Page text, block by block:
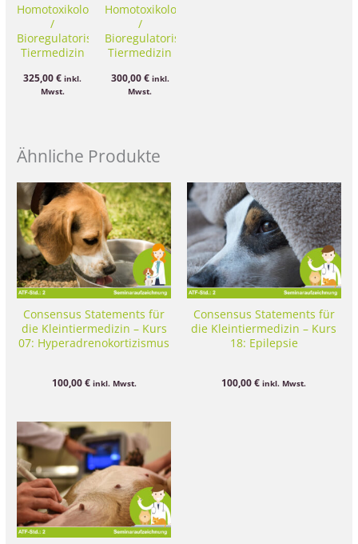
Homotoxikologie
/
Bioregulatorische
Tiermedizin
325,00€ inkl.
Mwst.
Homotoxikologie
/
Bioregulatorische
Tiermedizin
300,00€ inkl.
Mwst.
Ähnliche Produkte
Consensus Statements für
die Kleintiermedizin – Kurs
07: Hyperadrenokortizismus
100,00€ inkl. Mwst.
Consensus Statements für
die Kleintiermedizin – Kurs
18: Epilepsie
100,00€ inkl. Mwst.